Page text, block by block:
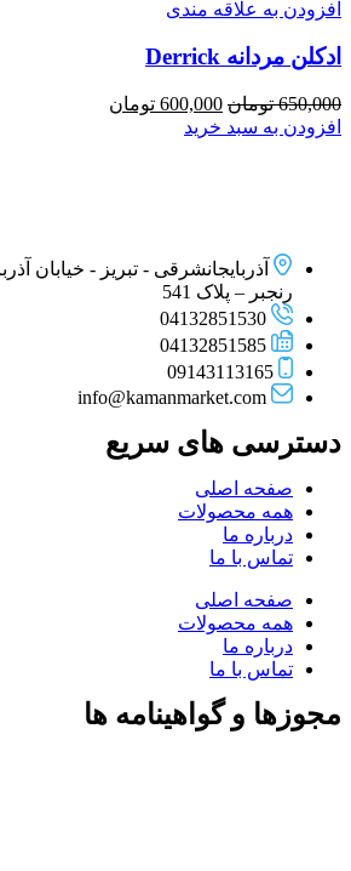
افزودن به علاقه مندی
ادكلن مردانه Derrick
650,000 تومان قیمت
اصلی
600,000 تومان
افزودن به سبد خرید
آذربایجانشرقی - تبریز - خیابان
رنجبر – پلاک 541
04132851530
04132851585
09143113165
info@kamanmarket.com
دسترسی های سریع
صفحه اصلی
همه محصولات
درباره ما
تماس با ما
صفحه اصلی
همه محصولات
درباره ما
تماس با ما
مجوزها و گواهینامه ها